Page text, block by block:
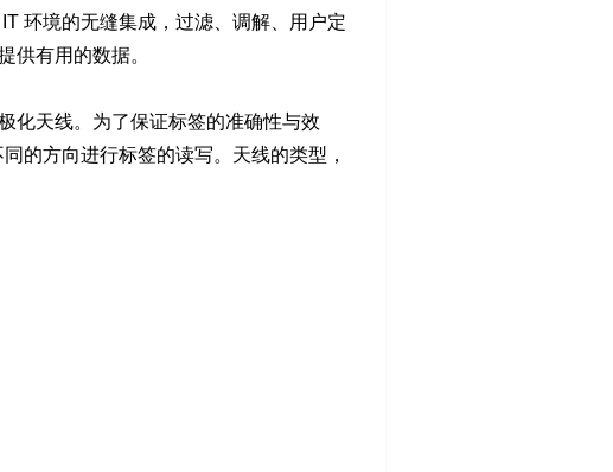
环境的无缝集成，过滤、调解、用户定
供有用的数据。
化天线。为了保证标签的准确性与效
的方向进行标签的读写。天线的类型，